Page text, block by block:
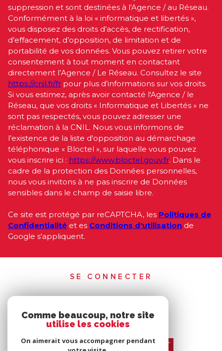
suppression et sont destinées à l'Agence / au Réseau.
Conformément à la loi « informatique et libertés »,
vous disposez des droits d’accès, de rectification,
d’effacement, d’opposition, de limitation et de
portabilité de vos données. Vous pouvez retirer votre
consentement à tout moment en contactant
directement l’Agence / Le Réseau. Consultez le site
https://cnil.fr/fr pour plus d’informations sur vos droits.
Si vous estimez, après avoir contacté l'Agence / le
Réseau, que vos droits « Informatique et Libertés » ne
sont pas respectés, vous pouvez adresser une
réclamation à la CNIL. Nous vous informons de
l’existence de la liste d'opposition au démarchage
téléphonique « Bloctel », sur laquelle vous pouvez
vous inscrire ici : https://www.bloctel.gouv.fr. Dans le
cadre de la protection des Données personnelles,
nous vous invitons à ne pas inscrire de Données
sensibles dans le champ de saisie libre.
Ce site est protégé par reCAPTCHA, les Politiques de
Confidentialité et es Conditions d'utilisation de
Google s'appliquent.
SE CONNECTER
Comme beaucoup, notre site
utilise les cookies
On aimerait vous accompagner pendant